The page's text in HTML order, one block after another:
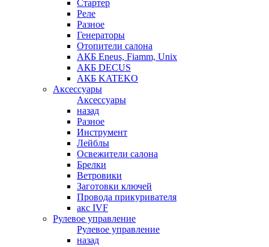
Стартер
Реле
Разное
Генераторы
Отопители салона
АКБ Eneus, Fiamm, Unix
АКБ DECUS
АКБ KATEKO
Аксессуары
Аксессуары
назад
Разное
Инструмент
Лейблы
Освежители салона
Брелки
Ветровики
Заготовки ключей
Провода прикуривателя
акс IVF
Рулевое управление
Рулевое управление
назад